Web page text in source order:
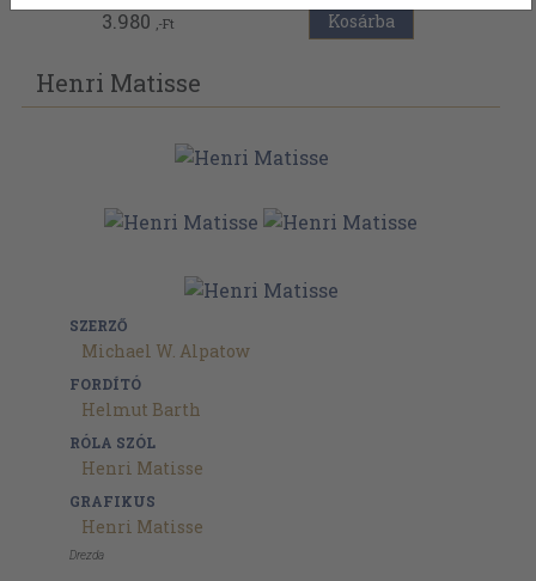
3.980 ,-Ft Kosárba
Henri Matisse
SZERZŐ
Michael W. Alpatow
FORDÍTÓ
Helmut Barth
RÓLA SZÓL
Henri Matisse
GRAFIKUS
Henri Matisse
Drezda